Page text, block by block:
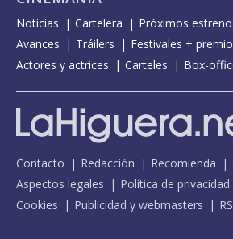
Noticias Cartelera Próximos
Avances
Tráilers
Festivales +
Actores y actrices
Carteles Box-
Contacto Redacción Recomienda
Aspectos legales
Política de privacidad
Cookies
Publicidad y webmasters